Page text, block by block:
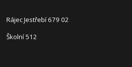
Rájec Jestřebí 679 02
Školní 512